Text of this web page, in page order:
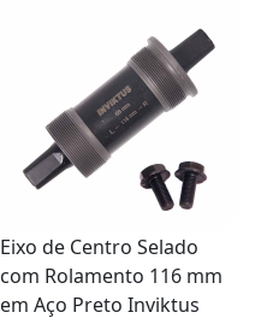
Eixo de Centro Selado
com Rolamento 116 mm
em Aço Preto Inviktus